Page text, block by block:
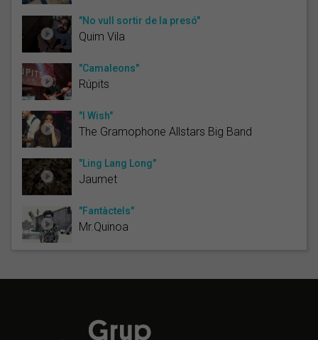
"No vull sortir de la presó"
Quim Vila
"Camaleons"
Rúpits
"I Wish"
The Gramophone Allstars Big Band
"Ling Lang Long"
Jaumet
"Fantàctels"
Mr.Quinoa